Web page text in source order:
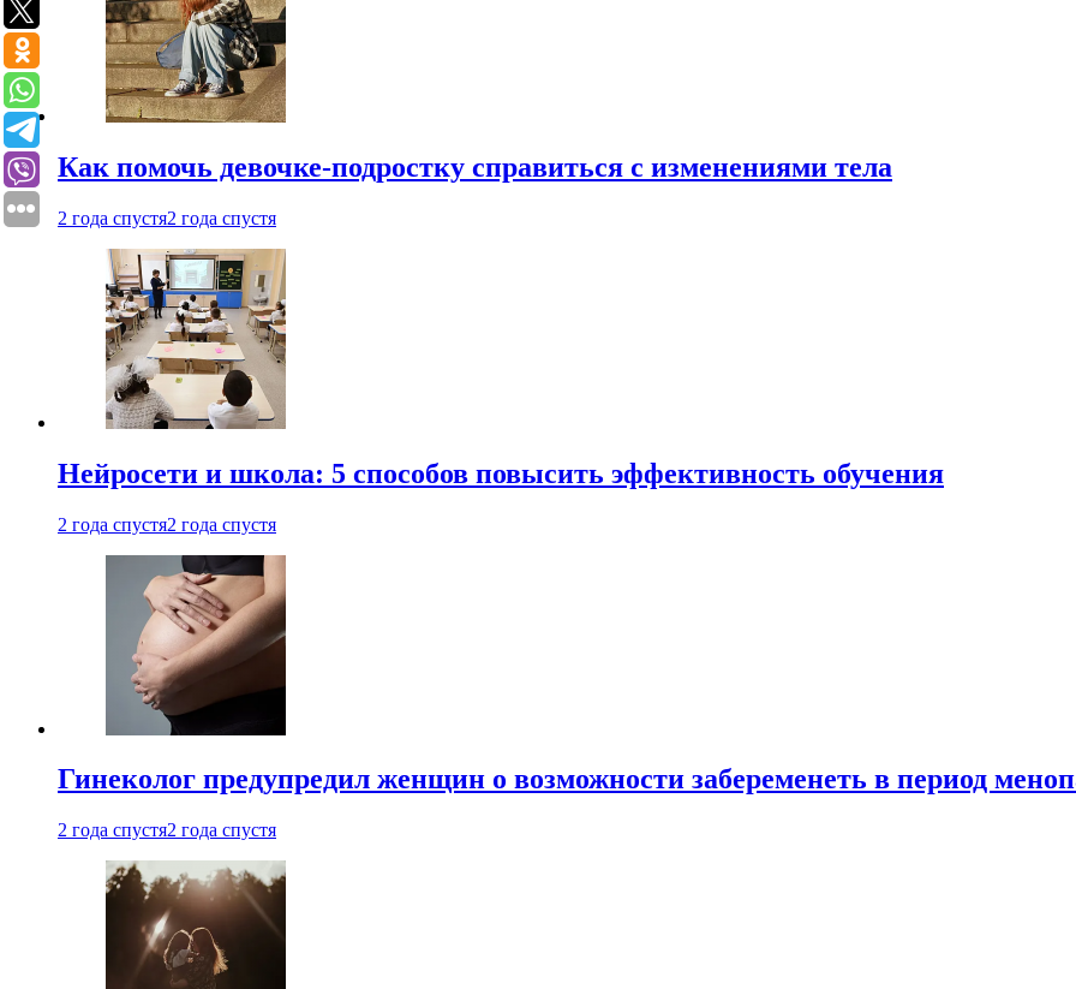
Как помочь девочке-подростку справиться с изменениями тела
2 года спустя2 года спустя
Нейросети и школа: 5 способов повысить эффективность обучения
2 года спустя2 года спустя
Гинеколог предупредил женщин о возможности забеременеть в период
2 года спустя2 года спустя